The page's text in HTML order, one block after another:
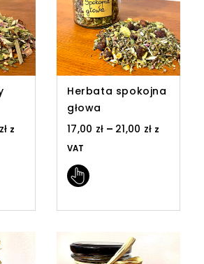
zł z
Herbata spokojna
głowa
17,00 zł – 21,00 zł z
VAT